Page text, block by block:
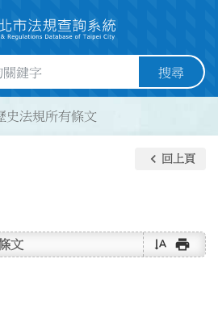
位 搜尋
史法規所有條文
keyboard_arrow_left 回上頁
文 text_rotate_vertical print